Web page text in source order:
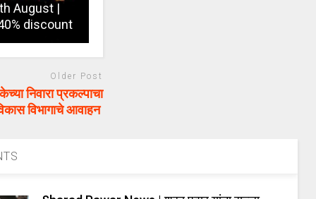
August |
discount
Older Post
निवारा प्रकल्पाचा
विभागाचे आवाहन